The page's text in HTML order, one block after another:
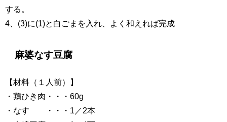
する。
4、(3)に(1)と白ごまを入れ、よく和えれば完成
麻婆なす豆腐
【材料（１人前）】
・鶏ひき肉・・・60g
・なす ・・・1／2本